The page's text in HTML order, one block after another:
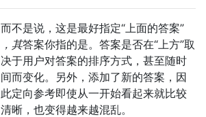
而不是说，这是最好指定“上面的答案”
，其答案你指的是。答案是否在“上方”取
决于用户对答案的排序方式，甚至随时
间而变化。另外，添加了新的答案，因
此定向参考即使从一开始看起来就比较
清晰，也变得越来越混乱。